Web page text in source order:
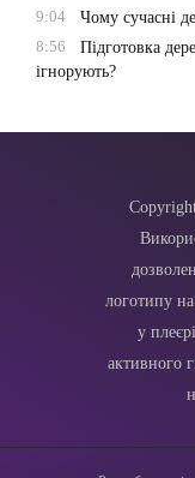
9:04
Чому сучасні
8:56
Підготовка
ігнорують?
логотипу
у
активного